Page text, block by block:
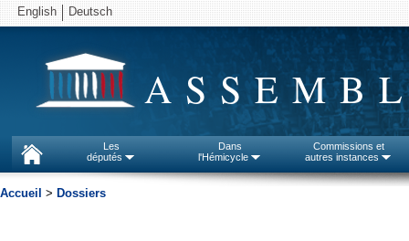
English Deutsch
Les
députés
Dans
l'Hémicycle
Commissions et
autres instances
Accueil > Dossiers